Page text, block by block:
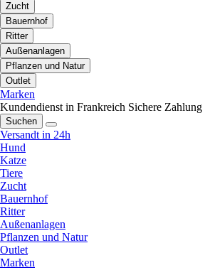
Zucht
Bauernhof
Ritter
Außenanlagen
Pflanzen und Natur
Outlet
Marken
Kundendienst in Frankreich Sichere Zahlung
Suchen
Versandt in 24h
Hund
Katze
Tiere
Zucht
Bauernhof
Ritter
Außenanlagen
Pflanzen und Natur
Outlet
Marken